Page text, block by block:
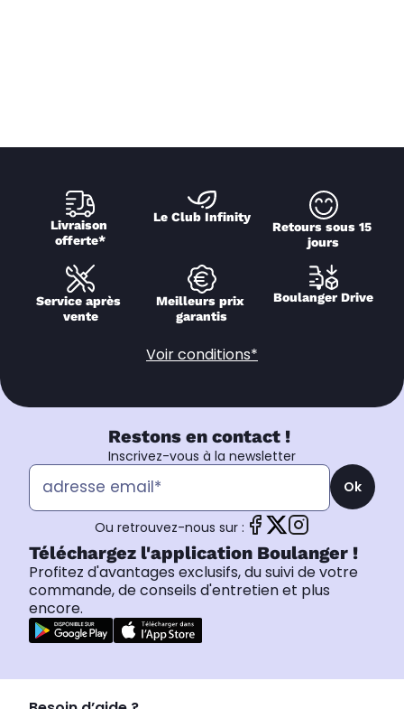
Livraison
offerte*
Le Club Infinity
Retours sous 15
jours
Service après
vente
Meilleurs prix
garantis
Boulanger Drive
Voir conditions*
Restons en contact !
Inscrivez-vous à la newsletter
Ok
Ou retrouvez-nous sur :
Téléchargez l'application Boulanger !
Profitez d'avantages exclusifs, du suivi de votre
commande, de conseils d'entretien et plus
encore.